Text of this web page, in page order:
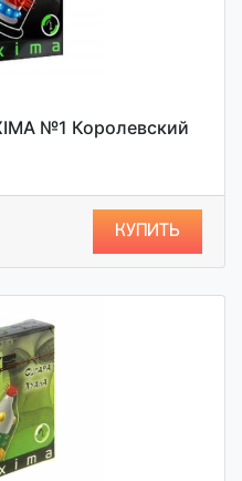
№1 Королевский
КУПИТЬ